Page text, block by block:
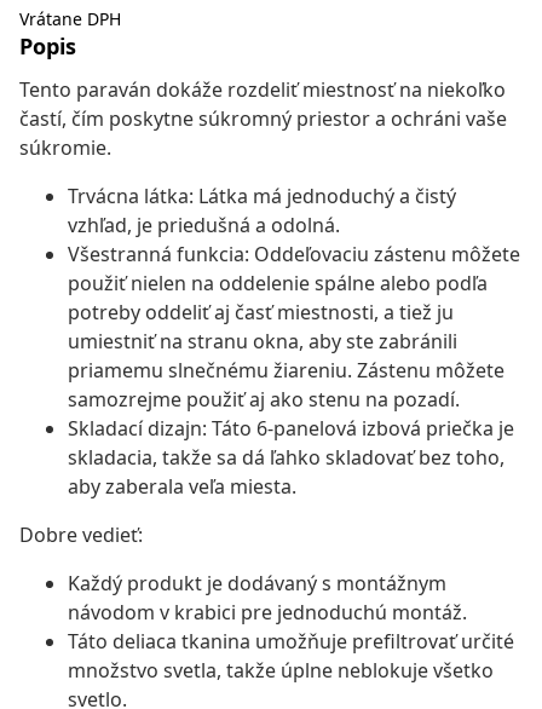
Vrátane DPH
Popis
Tento paraván dokáže rozdeliť miestnosť na niekoľko
častí, čím poskytne súkromný priestor a ochráni vaše
súkromie.
Trvácna látka: Látka má jednoduchý a čistý
vzhľad, je priedušná a odolná.
Všestranná funkcia: Oddeľovaciu zástenu môžete
použiť nielen na oddelenie spálne alebo podľa
potreby oddeliť aj časť miestnosti, a tiež ju
umiestniť na stranu okna, aby ste zabránili
priamemu slnečnému žiareniu. Zástenu môžete
samozrejme použiť aj ako stenu na pozadí.
Skladací dizajn: Táto 6-panelová izbová priečka je
skladacia, takže sa dá ľahko skladovať bez toho,
aby zaberala veľa miesta.
Dobre vedieť:
Každý produkt je dodávaný s montážnym
návodom v krabici pre jednoduchú montáž.
Táto deliaca tkanina umožňuje prefiltrovať určité
množstvo svetla, takže úplne neblokuje všetko
svetlo.